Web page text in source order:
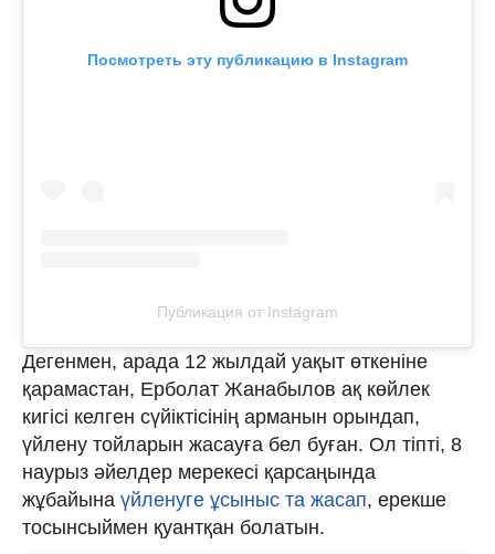
Посмотреть эту публикацию в Instagram
Публикация от Instagram
Дегенмен, арада 12 жылдай уақыт өткеніне
қарамастан, Ерболат Жанабылов ақ көйлек
кигісі келген сүйіктісінің арманын орындап,
үйлену тойларын жасауға бел буған. Ол тіпті, 8
наурыз әйелдер мерекесі қарсаңында
жұбайына үйленуге ұсыныс та жасап, ерекше
тосынсыймен қуантқан болатын.